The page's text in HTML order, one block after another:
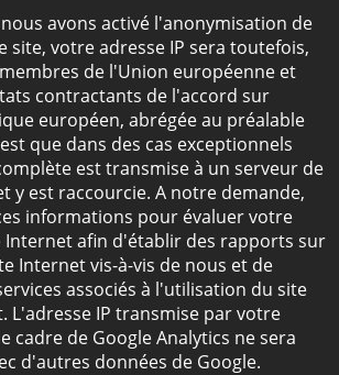
avons activé l'anonymisation de
site, votre adresse IP sera toutefois,
de l'Union européenne et
contractants de l'accord sur
européen, abrégée au préalable
que dans des cas exceptionnels
est transmise à un serveur de
y est raccourcie. A notre demande,
informations pour évaluer votre
afin d'établir des rapports sur
Internet vis-à-vis de nous et de
associés à l'utilisation du site
L'adresse IP transmise par votre
cadre de Google Analytics ne sera
d'autres données de Google.